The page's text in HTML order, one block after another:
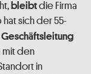
bleibtdie Firma
sich der 55-
Geschäftsleitung
mit den
in